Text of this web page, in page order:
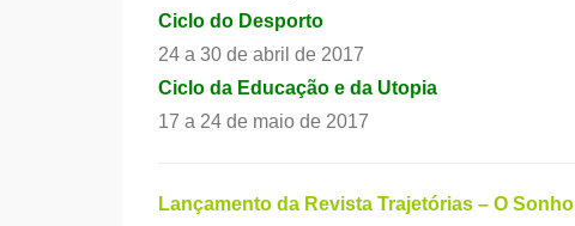
Ciclo do Desporto
24 a 30 de abril de 2017
Ciclo da Educação e da Utopia
17 a 24 de maio de 2017
Lançamento da Revista Trajetórias – O Sonho